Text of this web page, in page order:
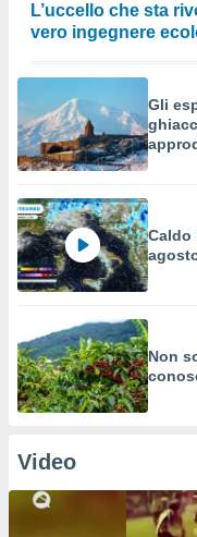
L’uccello che sta
vero ingegnere
Gli
Caldo
Non
Video